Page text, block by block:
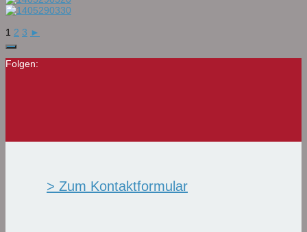
1 2 3 ►
Folgen:
> Zum Kontaktformular